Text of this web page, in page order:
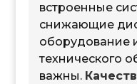
встроенные
снижающие
оборудование
технического
важны.